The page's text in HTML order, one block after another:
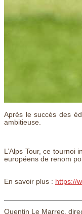
Après le succès des
ambitieuse.
L’Alps Tour, ce
européens de renom
En savoir plus : https://
Quentin Le Marrec,